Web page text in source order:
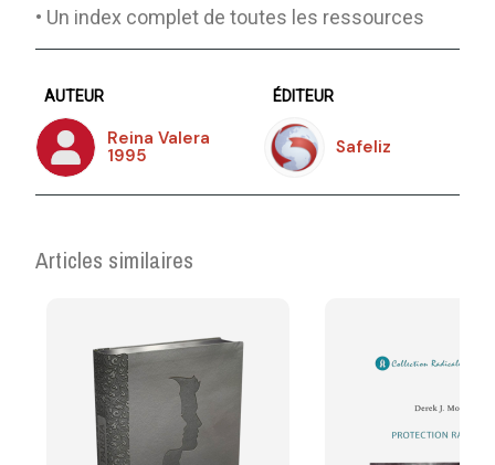
• Un index complet de toutes les ressources
AUTEUR
Reina Valera
1995
ÉDITEUR
Safeliz
Articles similaires